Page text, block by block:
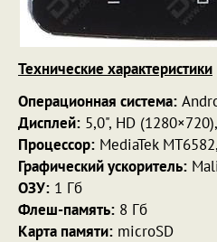
Технические характеристики
Операционная система:
Дисплей: 5,0", HD
Процессор: MediaTek
Графический ускоритель:
ОЗУ: 1 Гб
Флеш-память: 8 Гб
Карта памяти: microSD